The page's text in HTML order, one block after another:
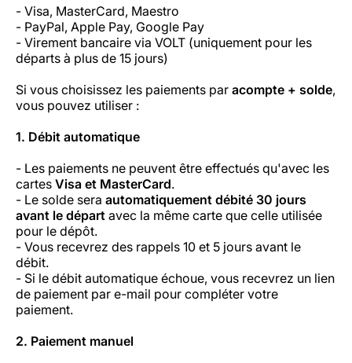
Carrières chez Luxair
- Visa, MasterCard, Maestro
- PayPal, Apple Pay, Google Pay
- Virement bancaire via VOLT (uniquement pour les
départs à plus de 15 jours)
Si vous choisissez les paiements par acompte + solde,
vous pouvez utiliser :
1. Débit automatique
- Les paiements ne peuvent être effectués qu'avec les
cartes Visa et MasterCard.
- Le solde sera automatiquement débité 30 jours
avant le départ avec la même carte que celle utilisée
pour le dépôt.
- Vous recevrez des rappels 10 et 5 jours avant le
débit.
- Si le débit automatique échoue, vous recevrez un lien
de paiement par e-mail pour compléter votre
paiement.
2. Paiement manuel